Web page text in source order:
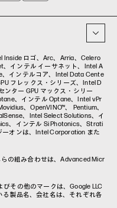
Inside ロゴ、Arc、Arria、Celero
インテル イーサネット、Intel A
インテルコア、Intel Data Cente
フレックス・シリーズ、Intel D
ンター GPU マックス・シリー
、インテル Optane、Intel vPr
、OpenVINO™、 Pentium、
、Intel Select Solutions、イ
、インテル Si Photonics、Strati
オンは、Intel Corporation また
の組み合わせは、Advanced Micr
びその他のマークは、Google LLC
製品名、会社名は、それぞれ各